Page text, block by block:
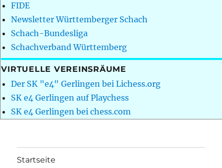
FIDE
Newsletter Württemberger Schach
Schach-Bundesliga
Schachverband Württemberg
VIRTUELLE VEREINSRÄUME
Der SK "e4" Gerlingen bei Lichess.org
SK e4 Gerlingen auf Playchess
SK e4 Gerlingen bei chess.com
Startseite